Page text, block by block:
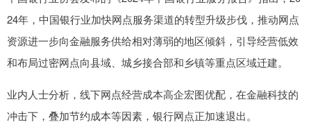
24年，中国银行业加快网点服务渠道的转型升级步伐，推动网点
资源进一步向金融服务供给相对薄弱的地区倾斜，引导经营低效
和布局过密网点向县域、城乡接合部和乡镇等重点区域迁建。
业内人士分析，线下网点经营成本高企宏图优配，在金融科技的
冲击下，叠加节约成本等因素，银行网点正加速退出。